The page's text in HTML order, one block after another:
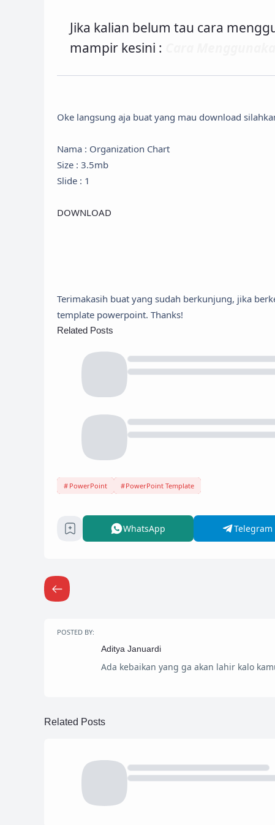
Jika kalian belum tau cara
mampir kesini :
Oke langsung aja buat yang mau download
Nama : Organization Chart
Size : 3.5mb
Slide : 1
DOWNLOAD
Terimakasih buat yang sudah berkunjung, jika
template powerpoint. Thanks!
Related Posts
PowerPoint PowerPoint Template
WhatsApp Telegram
POSTED BY:
Aditya Januardi
Ada kebaikan yang ga akan lahir kalo
Related Posts